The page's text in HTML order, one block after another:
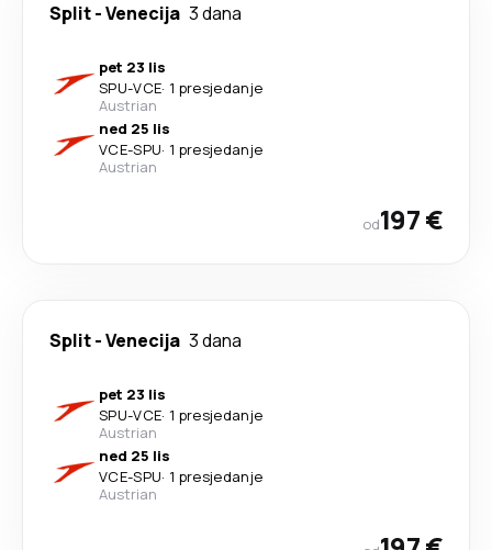
Split-Venecija 3 dana
pet 23 lis
SPU-VCE· 1 presjedanje
Austrian
ned 25 lis
VCE-SPU· 1 presjedanje
Austrian
od197 €
Split-Venecija 3 dana
pet 23 lis
SPU-VCE· 1 presjedanje
Austrian
ned 25 lis
VCE-SPU· 1 presjedanje
Austrian